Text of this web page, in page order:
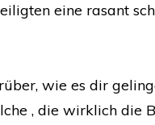
eine rasant
wie es dir
, die wirklich die